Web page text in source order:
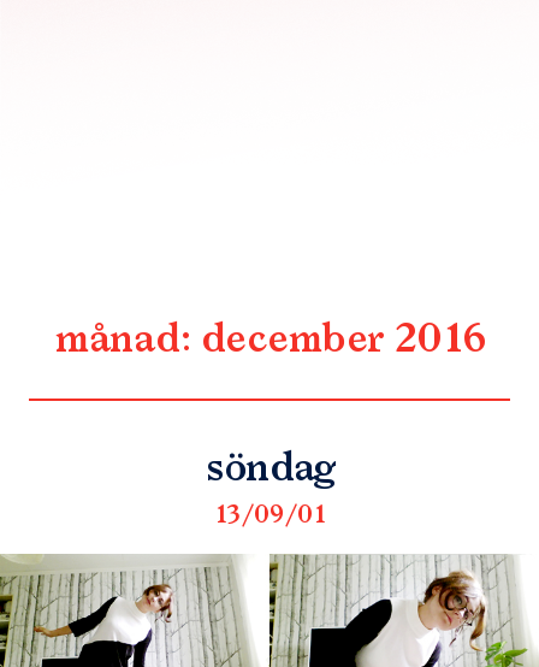
månad: december 2016
söndag
13/09/01